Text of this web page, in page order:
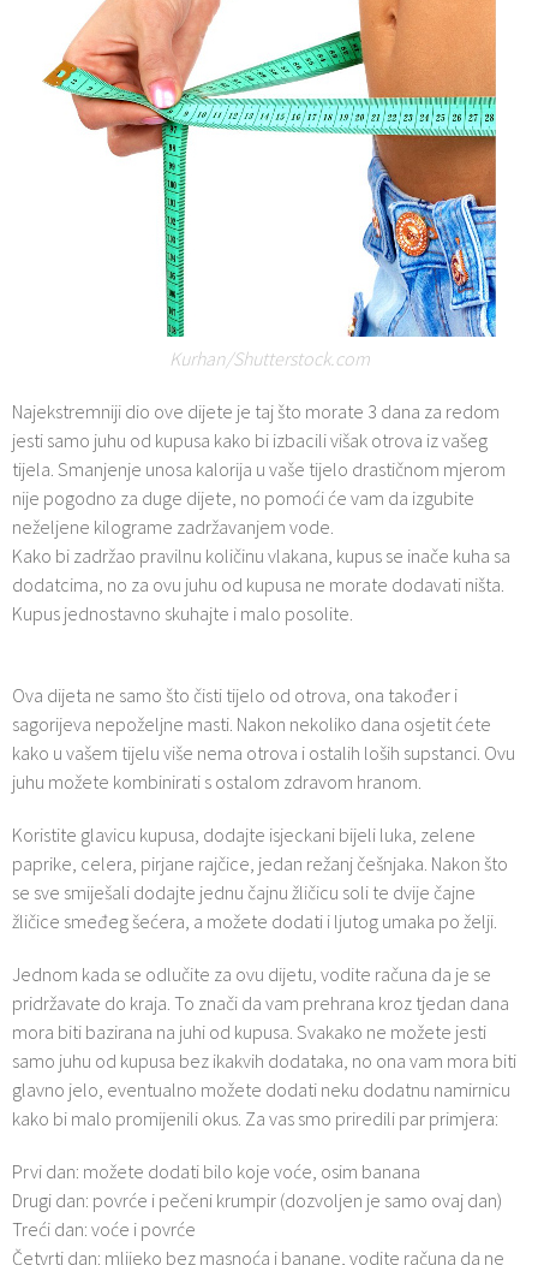
Kurhan/Shutterstock.com
Najekstremniji dio ove dijete je taj što morate 3 dana za redom
jesti samo juhu od kupusa kako bi izbacili višak otrova iz vašeg
tijela. Smanjenje unosa kalorija u vaše tijelo drastičnom mjerom
nije pogodno za duge dijete, no pomoći će vam da izgubite
neželjene kilograme zadržavanjem vode.
Kako bi zadržao pravilnu količinu vlakana, kupus se inače kuha sa
dodatcima, no za ovu juhu od kupusa ne morate dodavati ništa.
Kupus jednostavno skuhajte i malo posolite.
Ova dijeta ne samo što čisti tijelo od otrova, ona također i
sagorijeva nepoželjne masti. Nakon nekoliko dana osjetit ćete
kako u vašem tijelu više nema otrova i ostalih loših supstanci. Ovu
juhu možete kombinirati s ostalom zdravom hranom.
Koristite glavicu kupusa, dodajte isjeckani bijeli luka, zelene
paprike, celera, pirjane rajčice, jedan režanj češnjaka. Nakon što
se sve smiješali dodajte jednu čajnu žličicu soli te dvije čajne
žličice smeđeg šećera, a možete dodati i ljutog umaka po želji.
Jednom kada se odlučite za ovu dijetu, vodite računa da je se
pridržavate do kraja. To znači da vam prehrana kroz tjedan dana
mora biti bazirana na juhi od kupusa. Svakako ne možete jesti
samo juhu od kupusa bez ikakvih dodataka, no ona vam mora biti
glavno jelo, eventualno možete dodati neku dodatnu namirnicu
kako bi malo promijenili okus. Za vas smo priredili par primjera:
Prvi dan: možete dodati bilo koje voće, osim banana
Drugi dan: povrće i pečeni krumpir (dozvoljen je samo ovaj dan)
Treći dan: voće i povrće
Četvrti dan: mlijeko bez masnoća i banane, vodite računa da ne